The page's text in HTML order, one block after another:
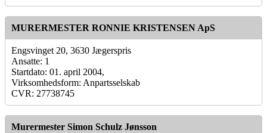
MURERMESTER RONNIE KRISTENSEN ApS
Engsvinget 20, 3630 Jægerspris
Ansatte: 1
Startdato: 01. april 2004,
Virksomhedsform: Anpartsselskab
CVR: 27738745
Murermester Simon Schulz Jønsson